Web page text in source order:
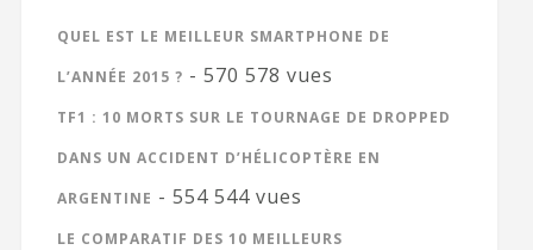
QUEL EST LE MEILLEUR SMARTPHONE DE
L’ANNÉE 2015 ? - 570 578 vues
TF1 : 10 MORTS SUR LE TOURNAGE DE DROPPED
DANS UN ACCIDENT D’HÉLICOPTÈRE EN
ARGENTINE - 554 544 vues
LE COMPARATIF DES 10 MEILLEURS